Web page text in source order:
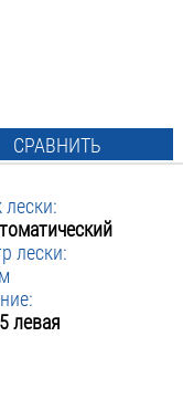
СРАВНИТЬ
лески:
левая